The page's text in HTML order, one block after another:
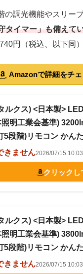
調光機能やスリープ
タイマー」も備えて
円（税込、以下同）
Amazonで詳細をチェ
ルクス) <日本製>
明工業会基準)
5段階)リモコン かん
きません2026/07/15
クリックし
ルクス) <日本製>
明工業会基準)
5段階)リモコン かん
きません2026/07/15